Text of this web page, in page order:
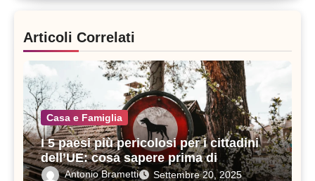
Articoli Correlati
Casa e Famiglia
I 5 paesi più pericolosi per i cittadini
dell’UE: cosa sapere prima di
viaggiare
Antonio Brametti Settembre 20, 2025